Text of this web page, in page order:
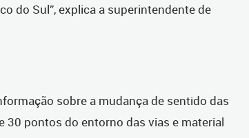
do Sul”, explica a superintendente de
sobre a mudança de sentido das
30 pontos do entorno das vias e material